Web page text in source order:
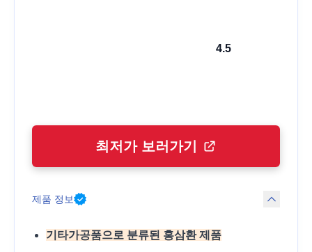
4.5
최저가 보러가기
제품 정보
기타가공품으로 분류된 홍삼환 제품